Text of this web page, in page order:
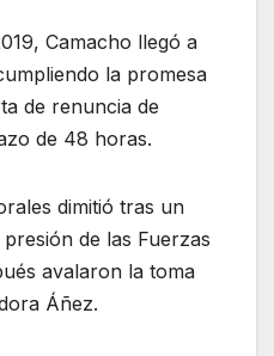
Camacho llegó a
la promesa
de renuncia de
de 48 horas.
dimitió tras un
de las Fuerzas
avalaron la toma
Áñez.